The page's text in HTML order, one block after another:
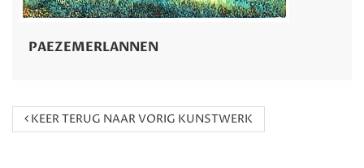
PAEZEMERLANNEN
KEER TERUG NAAR VORIG KUNSTWERK